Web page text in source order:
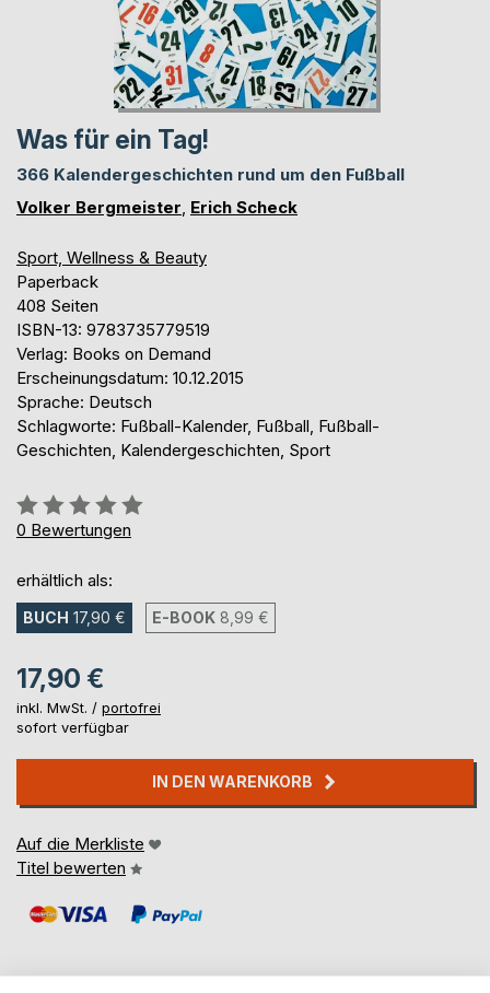
Was für ein Tag!
366 Kalendergeschichten rund um den Fußball
Volker Bergmeister Erich Scheck
Sport, Wellness & Beauty
Paperback
408 Seiten
ISBN-13: 9783735779519
Verlag: Books on Demand
Erscheinungsdatum: 10.12.2015
Sprache: Deutsch
Schlagworte: Fußball-Kalender, Fußball, Fußball-
Geschichten, Kalendergeschichten, Sport
Bewertung::
0%
0 Bewertungen
erhältlich als:
BUCH 17,90 € E-BOOK 8,99 €
17,90 €
inkl. MwSt. / portofrei
sofort verfügbar
IN DEN WARENKORB
Auf die Merkliste
Titel bewerten